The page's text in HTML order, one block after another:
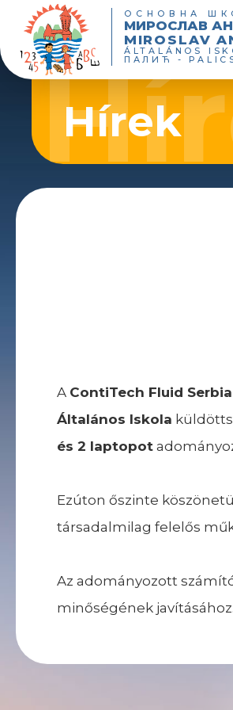
ОСНОВНА
МИРОСЛАВ
MIROSLAV
ÁLTALÁNOS
ПАЛИЋ -
Hírek
A ContiTech Fluid
Általános Iskola
és 2 laptopot
Ezúton őszinte
társadalmilag felelős
Az adományozott
minőségének javításához.